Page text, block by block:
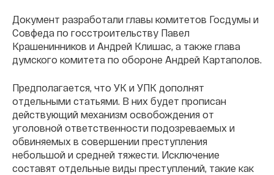
Документ разработали главы комитетов Госдумы и
Совфеда по госстроительству Павел
Крашенинников и Андрей Клишас, а также глава
думского комитета по обороне Андрей Картаполов.
Предполагается, что УК и УПК дополнят
отдельными статьями. В них будет прописан
действующий механизм освобождения от
уголовной ответственности подозреваемых и
обвиняемых в совершении преступления
небольшой и средней тяжести. Исключение
составят отдельные виды преступлений, такие как